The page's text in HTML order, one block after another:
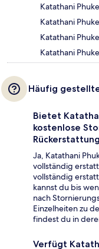
Katathani
Katathani
Katathani
Katathani
Häufig
Bietet
kostenlose
Ja, Katathani
vollständig
vollständig
kannst du bis
nach
Einzelheiten zu
findest du in
Verfügt